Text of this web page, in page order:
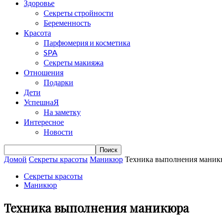
Здоровье
Секреты стройности
Беременность
Красота
Парфюмерия и косметика
SPA
Секреты макияжа
Отношения
Подарки
Дети
УспешнаЯ
На заметку
Интересное
Новости
Домой Секреты красоты Маникюр Техника выполнения
Секреты красоты
Маникюр
Техника выполнения маникюра